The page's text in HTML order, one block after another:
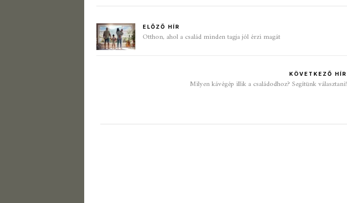
ELŐZŐ HÍR
Otthon, ahol a család minden tagja jól érzi magát
KÖVETKEZŐ HÍR
Milyen kávégép illik a családodhoz? Segítünk választani!